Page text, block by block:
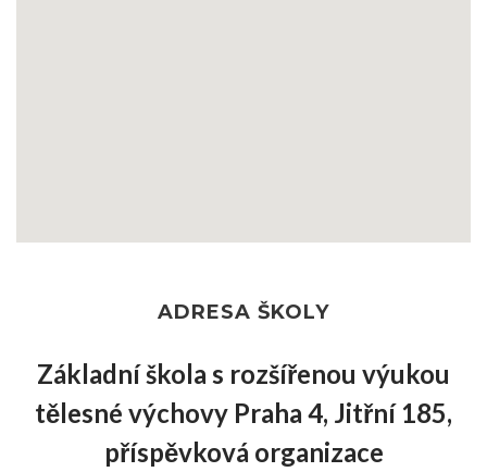
ADRESA ŠKOLY
Základní škola s rozšířenou výukou
tělesné výchovy Praha 4, Jitřní 185,
příspěvková organizace